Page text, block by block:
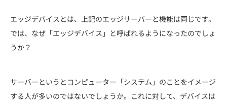
エッジデバイスとは、上記のエッジサーバーと機能は同じです。
では、なぜ「エッジデバイス」と呼ばれるようになったのでしょ
うか？
サーバーというとコンピューター「システム」のことをイメージ
する人が多いのではないでしょうか。これに対して、デバイスは